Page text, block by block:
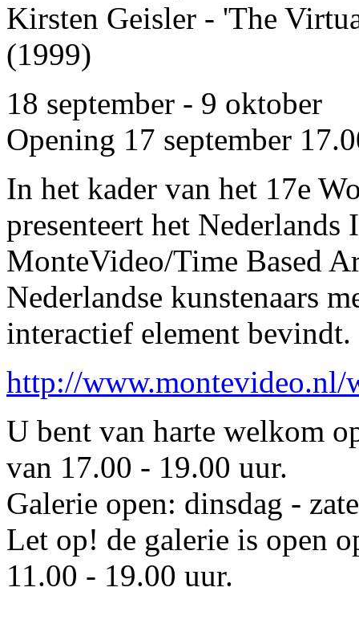
Kirsten Geisler - 'The
(1999)
18 september - 9 oktober
Opening 17 september
In het kader van het 17e
presenteert het
MonteVideo/Time Based
Nederlandse kunstenaars
interactief element bevindt.
http://www.montevideo.nl/
U bent van harte welkom
van 17.00 - 19.00 uur.
Galerie open: dinsdag -
Let op! de galerie is open
11.00 - 19.00 uur.